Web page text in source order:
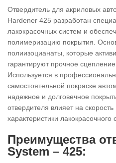
Отвердитель для акриловых
Hardener 425 разработан
лакокрасочных систем и
полимеризацию покрытия.
полиизоцианаты, которые
гарантируют прочное
Используется в
самостоятельной покраске
надежное и долговечное
отвердителя влияет на
характеристики лакокрасочного
Преимущества
System – 425: